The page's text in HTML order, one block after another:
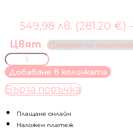
549,98 лв. (281.20 €)
Цвят
количество
за
ДЕТСКО
ДЪРВЕНО
ARTHUR
Добавяне в количката
Бърза поръчка
Плащане онлайн
Наложен платеж